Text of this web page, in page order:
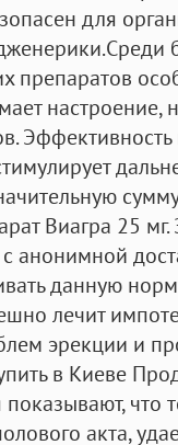
для
препаратов
настроение,
Виагра 25
анонимной
данную
лечит
эрекции и
в Киеве
показывают, что
акта,